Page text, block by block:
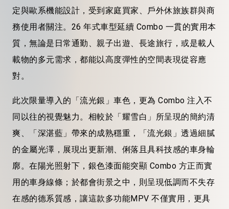
定與歐系機能設計，受到家庭買家、
戶外休旅族群與商
務使用者關注。 26 年式車型延續 Combo 一貫的實用本
質，無論是日常通勤、親子出遊、長途旅行，或是載人
載物的多元需求，都能以高度彈性的空間表現從容應
對。
此次限量導入的「流光銀」車色，更為 Combo 注入不
同以往的視覺魅力。相較於「耀雪白」所呈現的簡約清
爽、「深湛藍」帶來的成熟穩重，「流光銀」透過細膩
的金屬光澤，展現出更新潮、 俐落且具科技感的車身輪
廓。在陽光照射下， 銀色漆面能突顯 Combo 方正而實
用的車身線條；於都會街景之中，則呈現低調而不失存
在感的德系質感，讓這款多功能MPV 不僅實用，更具